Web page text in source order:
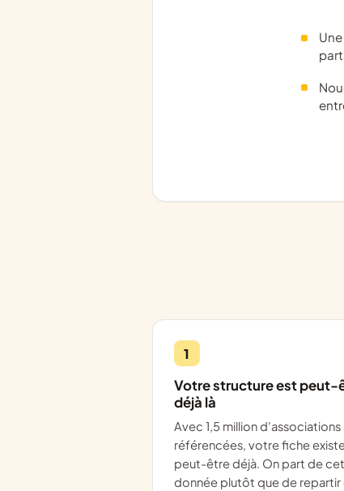
1
Votre structure est peut-
déjà là
Avec 1,5 million d'associations
référencées, votre fiche
peut-être déjà. On part de
donnée plutôt que de repartir